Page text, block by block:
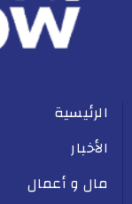
الرئيسية
الأخبار
مال و أعمال